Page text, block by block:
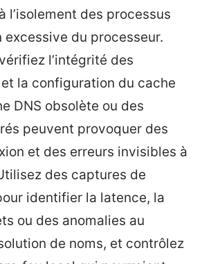
l’isolement des processus
excessive du processeur.
l’intégrité des
la configuration du cache
DNS obsolète ou des
peuvent provoquer des
et des erreurs invisibles à
des captures de
identifier la latence, la
ou des anomalies au
de noms, et contrôlez